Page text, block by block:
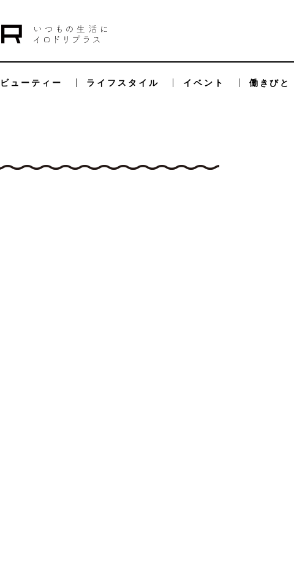
ビューティー ライフスタイル イベント 働きびと